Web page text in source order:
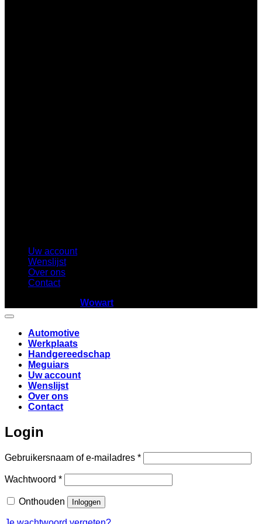
Uw account
Wenslijst
Over ons
Contact
Wowart
Automotive
Werkplaats
Handgereedschap
Meguiars
Uw account
Wenslijst
Over ons
Contact
Login
Gebruikersnaam of e-mailadres *Vereist
Wachtwoord *Vereist
Onthouden Inloggen